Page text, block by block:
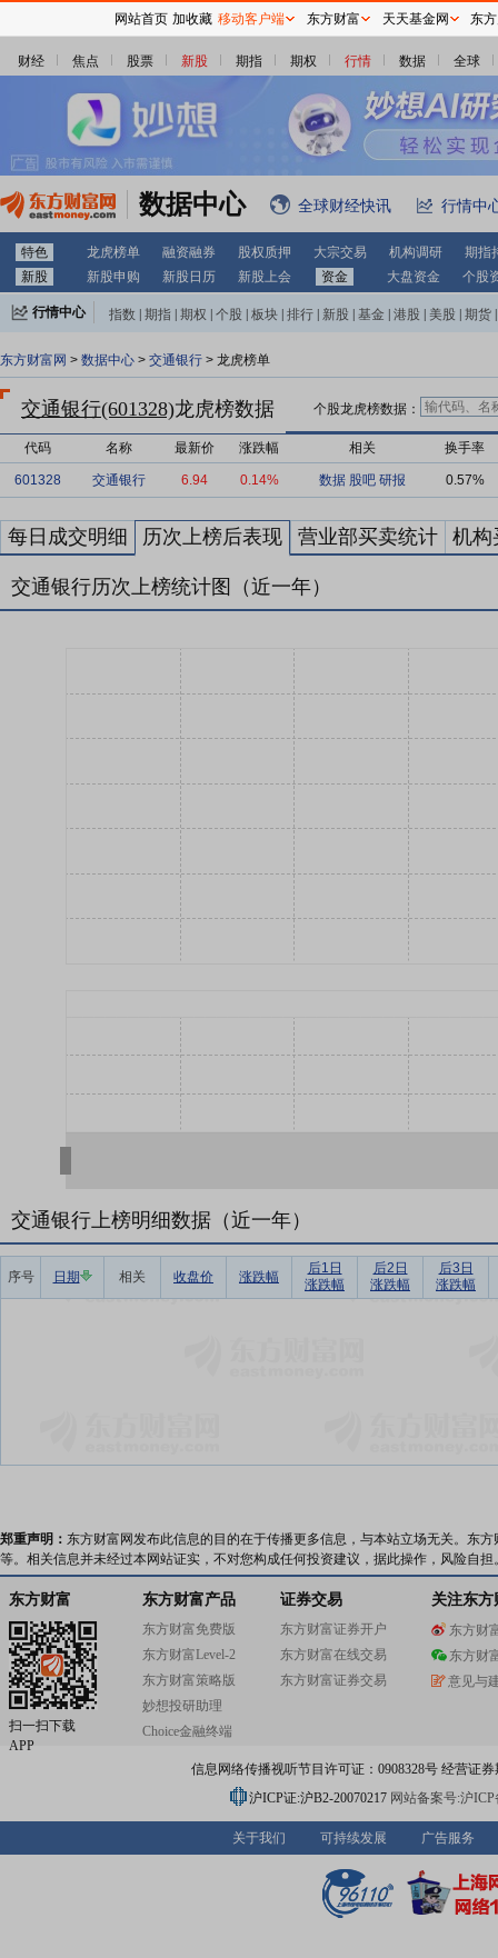
财经 焦点 股票 新股 期指 期权 行情 数据 全球
数据中心 全球财经快讯 行情中
特色 龙虎榜单 融资融券 股权质押 大宗交易 机构调研
期指
新股
新股申购 新股日历 新股上会 资金 大盘资金 个股
行情中心 指数 期指 期权 个股 板块 排行 新股 基金 港股 美股 期货
东方财富网 > 数据中心 > 交通银行 > 龙虎榜单
交通银行(601328)龙虎榜数据 个股龙虎榜数据：
代码 名称 最新价 涨跌幅 相关 换手率
601328 交通银行 6.94 0.14% 数据 股吧 研报 0.57%
每日成交明细 历次上榜后表现 营业部买卖统计 机构
交通银行历次上榜统计图（近一年）
交通银行上榜明细数据（近一年）
序号 日期 相关 收盘价 涨跌幅
后1日
涨跌幅
后2日
涨跌幅
后3日
涨跌幅
郑重声明： 东方财富网发布此信息的目的在于传播更多信息，与本站立场无关。东
等。相关信息并未经过本网站证实，不对您构成任何投资建议，据此操作，风险自担
网站首页 加收藏 移动客户端 东方财富 天天基金网 东